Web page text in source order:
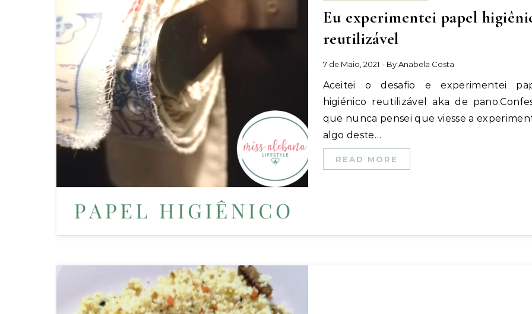
Eu experimentei papel
reutilizável
7 de Maio, 2021 - ByAnabela Costa
Aceitei o desafio e experimentei papel
higiénico reutilizável aka de
que nunca pensei que viesse a
algo deste…
READ MORE